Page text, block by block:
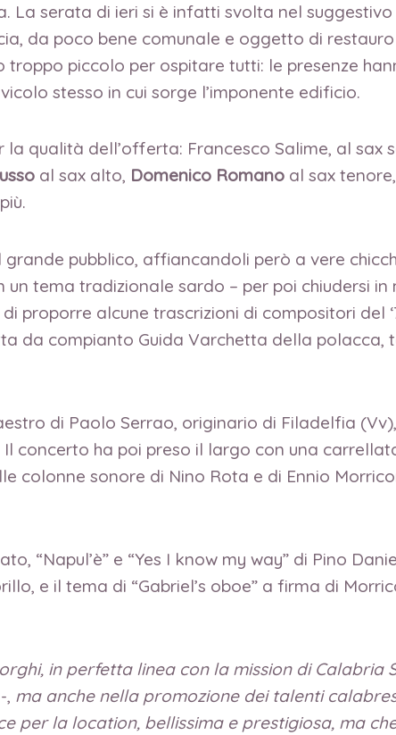
La serata di ieri si è infatti svolta nel
da poco bene comunale e oggetto di
troppo piccolo per ospitare tutti: le presenze
stesso in cui sorge l’imponente edificio.
qualità dell’offerta: Francesco Salime, al sax
al sax alto, Domenico Romano al sax tenore,
pubblico, affiancandoli però a vere
tema tradizionale sardo – per poi chiudersi in
proporre alcune trascrizioni di compositori del
da compianto Guida Varchetta della polacca,
di Paolo Serrao, originario di Filadelfia
ha poi preso il largo con una carrellata
colonne sonore di Nino Rota e di Ennio
“Napul’è” e “Yes I know my way” di Pino
e il tema di “Gabriel’s oboe” a firma di
in perfetta linea con la mission di Calabria
-, ma anche nella promozione dei talenti
per la location, bellissima e prestigiosa, ma